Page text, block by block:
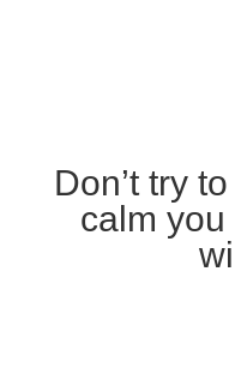
Don’t try
calm you